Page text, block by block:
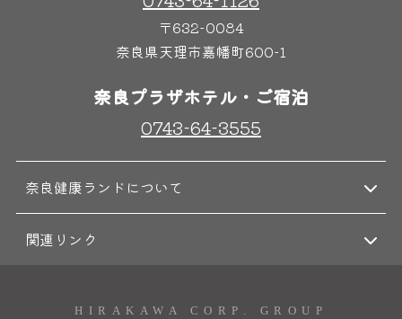
〒632-0084
奈良県天理市嘉幡町600-1
奈良プラザホテル・ご宿泊
0743-64-3555
奈良健康ランドについて
関連リンク
HIRAKAWA CORP. GROUP